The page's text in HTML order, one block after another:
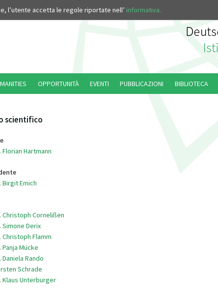
l’utente accetta le regole riportate nell’ informativa.
scientifico
Florian Hartmann
Birgit Emich
Christoph Cornelißen
Simone Derix
Christoph Flamm
Panja Mücke
Daniela Rando
Schrade
Klaus Unterburger
OPPORTUNITÀ EVENTI PUBBLICAZIONI BIBLIOTECA